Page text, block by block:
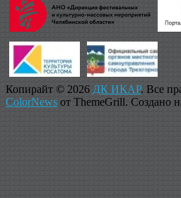
Копирайт © 2026 ДК ИКАР. Все
ColorNews от ThemeGrill. Создано